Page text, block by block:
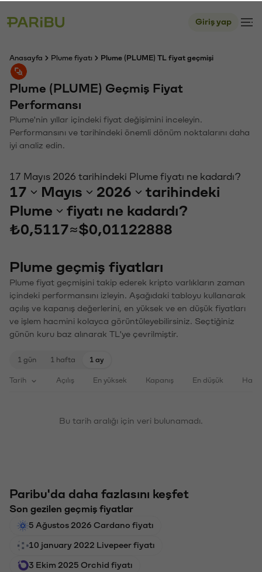
Giriş yap
Anasayfa Plume fiyatı Plume (PLUME) TL fiyat geçmişi
Plume (PLUME) Geçmiş Fiyat
Performansı
Plume'nin yıllar içindeki fiyat değişimini inceleyin.
Performansını ve tarihindeki önemli dönüm noktalarını daha
iyi analiz edin.
17 Mayıs 2026 tarihindeki Plume fiyatı ne kadardı?
17 Mayıs 2026
tarihindeki
Plume
fiyatı ne kadardı?
₺0,5117≈$0,01122888
Plume geçmiş fiyatları
Plume fiyat geçmişini takip ederek kripto varlıkların zaman
içindeki performansını izleyin. Aşağıdaki tabloyu kullanarak
açılış ve kapanış değerlerini, en yüksek ve en düşük fiyatları
ve işlem hacmini kolayca görüntüleyebilirsiniz. Seçtiğiniz
günün kuru baz alınarak TL'ye çevrilmiştir.
1 gün 1 hafta 1 ay
Tarih Açılış En yüksek Kapanış En düşük
Bu tarih aralığı için veri bulunamadı.
Paribu'da daha fazlasını keşfet
Son gezilen geçmiş fiyatlar
5 Ağustos 2026 Cardano fiyatı
10 january 2022 Livepeer fiyatı
3 Ekim 2025 Orchid fiyatı